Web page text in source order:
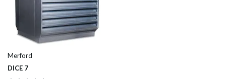
Merford
DICE 7